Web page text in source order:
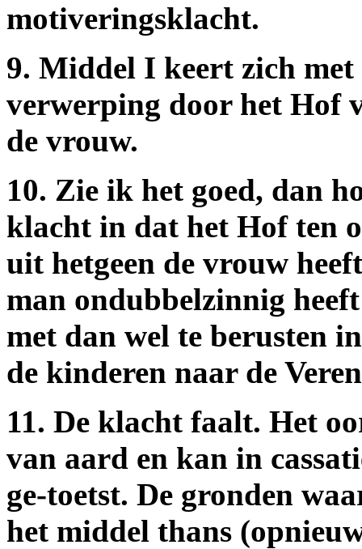
motiveringsklacht.
9. Middel I keert zich met
verwerping door het Hof
de vrouw.
10. Zie ik het goed, dan
klacht in dat het Hof ten
uit hetgeen de vrouw
man ondubbelzinnig
met dan wel te berusten
de kinderen naar de
11. De klacht faalt. Het
van aard en kan in
ge-toetst. De gronden
het middel thans